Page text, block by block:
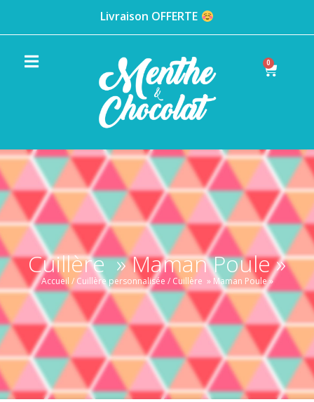
Livraison OFFERTE
0
Cuillère » Maman Poule »
Accueil /Cuillère personnalisée / Cuillère » Maman Poule »